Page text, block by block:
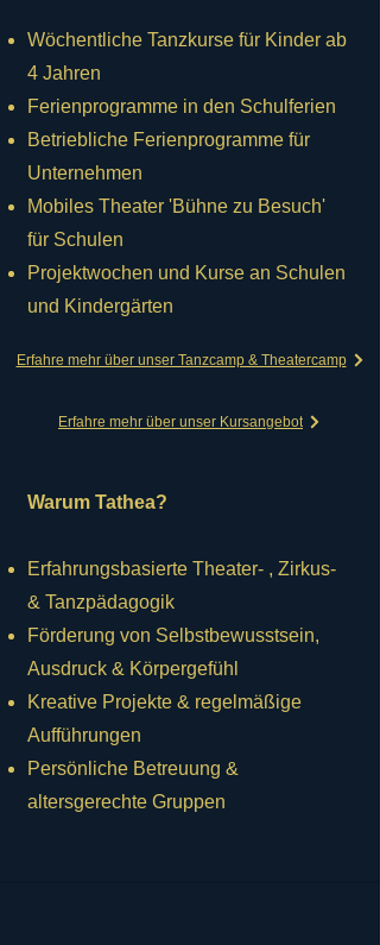
Wöchentliche Tanzkurse für Kinder ab
4 Jahren
Ferienprogramme in den Schulferien
Betriebliche Ferienprogramme für
Unternehmen
Mobiles Theater 'Bühne zu Besuch'
für Schulen
Projektwochen und Kurse an Schulen
und Kindergärten
Erfahre mehr über unser Tanzcamp & Theatercamp
Erfahre mehr über unser Kursangebot
Warum Tathea?
Erfahrungsbasierte Theater- , Zirkus-
& Tanzpädagogik
Förderung von Selbstbewusstsein,
Ausdruck & Körpergefühl
Kreative Projekte & regelmäßige
Aufführungen
Persönliche Betreuung &
altersgerechte Gruppen